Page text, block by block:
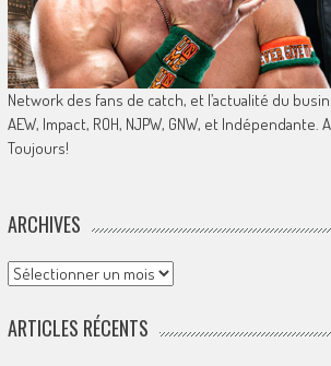
Network des fans de catch, et l’actualité du
AEW, Impact, ROH, NJPW, GNW, et Indépendante.
Toujours!
ARCHIVES
Archives
ARTICLES RÉCENTS